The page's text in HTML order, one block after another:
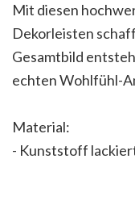
Mit diesen
Dekorleisten
Gesamtbild
echten Wohlfühl-
Material:
- Kunststoff